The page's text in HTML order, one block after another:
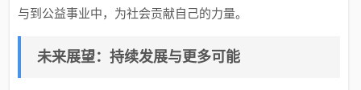
与到公益事业中，为社会贡献自己的力量。
未来展望：持续发展与更多可能